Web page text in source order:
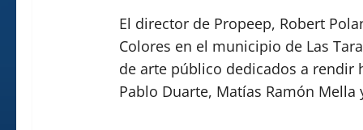
El director de Propeep, Robert
Colores en el municipio de Las
de arte público dedicados a rendir
Pablo Duarte, Matías Ramón Mella